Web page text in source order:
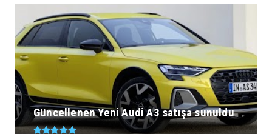
Güncellenen Yeni Audi A3 satışa sunuldu